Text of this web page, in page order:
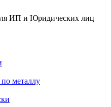
ИП и Юридических лиц
металлу